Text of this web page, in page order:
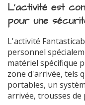
L'activité est
pour une
L'activité
personnel
matériel spécifique
zone d'arrivée, tels
portables, un
arrivée, trousses de